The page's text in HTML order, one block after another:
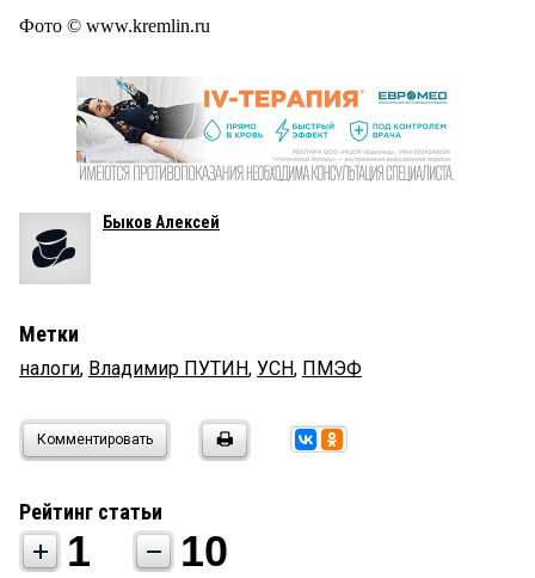
Фото © www.kremlin.ru
Быков Алексей
Метки
налоги, Владимир ПУТИН, УСН, ПМЭФ
Комментировать
Рейтинг статьи
1 10